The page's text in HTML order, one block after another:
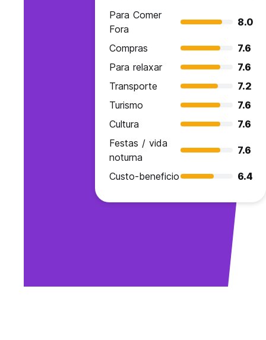
Para Comer
Fora
8.0
Compras
7.6
Para relaxar
7.6
Transporte
7.2
Turismo
7.6
Cultura
7.6
Festas / vida
noturna
7.6
Custo-beneficio 6.4